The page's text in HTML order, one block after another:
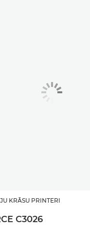
KRĀSU PRINTERI
C3026